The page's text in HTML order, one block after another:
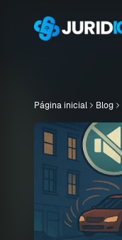
Página inicial Blog